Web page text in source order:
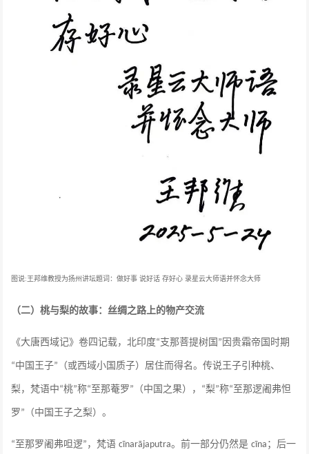
图说:王邦维教授为扬州讲坛题词：做好事 说好话 存好心 录星云大师语并怀念大师
（二）桃与梨的故事：丝绸之路上的物产交流
《大唐西域记》卷四记载，北印度“支那菩提树国 ” 因贵霜帝国时期
“中国王子” （或西域小国质子）居住而得名。传说王子引种桃、
梨，梵语中“桃”称“至那菴罗” （中国之果）， “梨”称“至那逻阇弗怛
罗” （中国王子之梨）。
“至那罗阇弗呾逻” ，梵语cīnarājaputra。前一部分仍然是cīna ；后一